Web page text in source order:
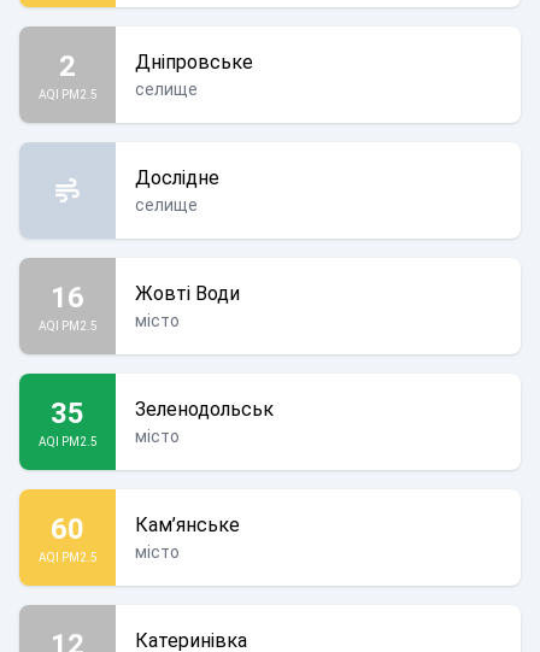
2
AQI PM2.5
Дніпровське
селище
Дослідне
селище
16
AQI PM2.5
Жовті Води
місто
35
AQI PM2.5
Зеленодольськ
місто
60
AQI PM2.5
Кам’янське
місто
12 Катеринівка